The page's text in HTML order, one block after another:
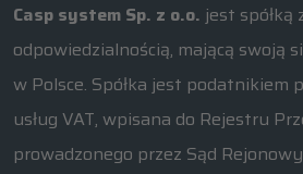
Casp system Sp. z o.o. jest spółką
odpowiedzialnością, mającą swoją
w Polsce. Spółka jest podatnikiem
usług VAT, wpisana do Rejestru
prowadzonego przez Sąd